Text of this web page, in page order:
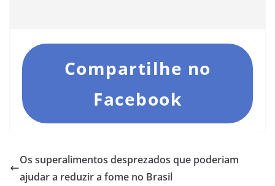
Compartilhe no
Facebook
Os superalimentos desprezados que poderiam
ajudar a reduzir a fome no Brasil